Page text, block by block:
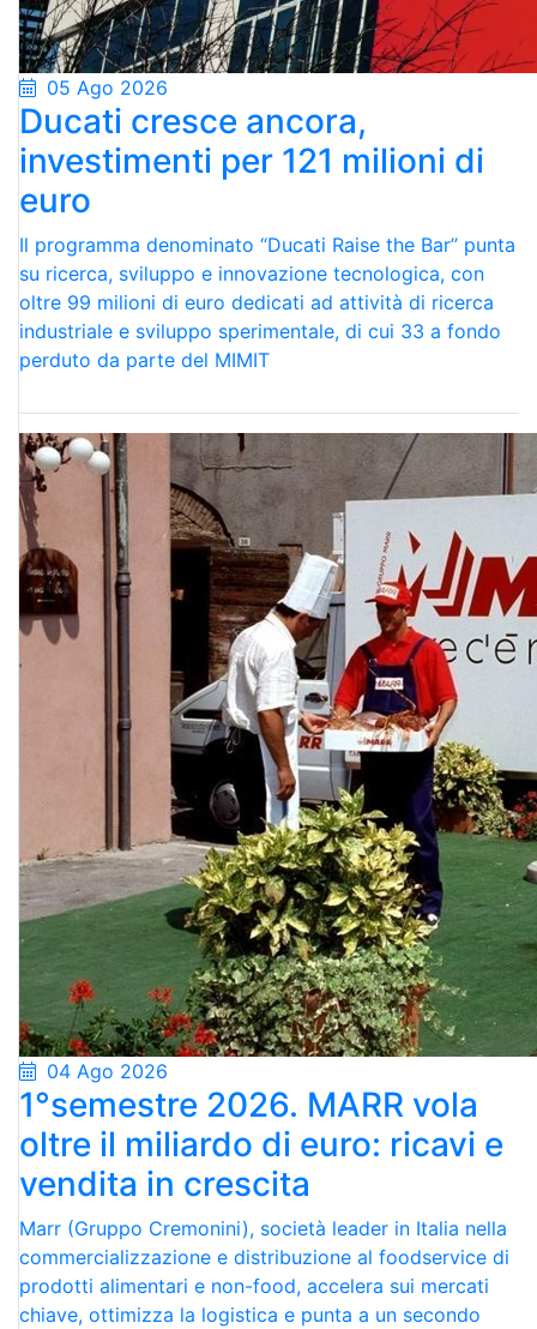
05 Ago 2026
Ducati cresce ancora,
investimenti per 121 milioni di
euro
Il programma denominato “Ducati Raise the Bar” punta
su ricerca, sviluppo e innovazione tecnologica, con
oltre 99 milioni di euro dedicati ad attività di ricerca
industriale e sviluppo sperimentale, di cui 33 a fondo
perduto da parte del MIMIT
04 Ago 2026
1°semestre 2026. MARR vola
oltre il miliardo di euro: ricavi e
vendita in crescita
Marr (Gruppo Cremonini), società leader in Italia nella
commercializzazione e distribuzione al foodservice di
prodotti alimentari e non-food, accelera sui mercati
chiave, ottimizza la logistica e punta a un secondo